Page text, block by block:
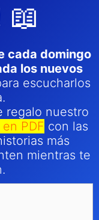
📖
cada domingo
los nuevos
escucharlos
regalo nuestro
PDF con las
más
mientras te